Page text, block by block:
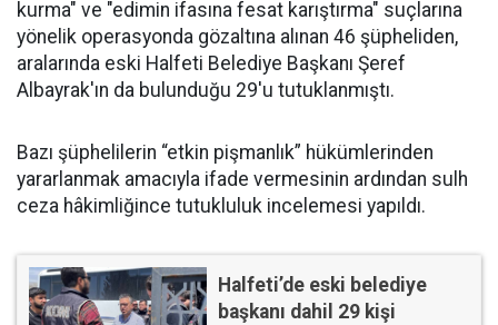
kurma" ve "edimin ifasına fesat karıştırma" suçlarına
yönelik operasyonda gözaltına alınan 46 şüpheliden,
aralarında eski Halfeti Belediye Başkanı Şeref
Albayrak'ın da bulunduğu 29'u tutuklanmıştı.
Bazı şüphelilerin “etkin pişmanlık” hükümlerinden
yararlanmak amacıyla ifade vermesinin ardından sulh
ceza hâkimliğince tutukluluk incelemesi yapıldı.
Halfeti’de eski belediye
başkanı dahil 29 kişi